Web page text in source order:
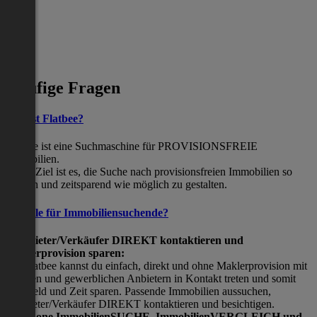
Häufige Fragen
Was ist Flatbee?
Flatbee ist eine Suchmaschine für PROVISIONSFREIE
Immobilien.
Unser Ziel ist es, die Suche nach provisionsfreien Immobilien so
einfach und zeitsparend wie möglich zu gestalten.
Vorteile für Immobiliensuchende?
Viermieter/Verkäufer DIREKT kontaktieren und
Maklerprovision sparen:
Mit Flatbee kannst du einfach, direkt und ohne Maklerprovision mit
privaten und gewerblichen Anbietern in Kontakt treten und somit
viel Geld und Zeit sparen. Passende Immobilien aussuchen,
Vermieter/Verkäufer DIREKT kontaktieren und besichtigen.